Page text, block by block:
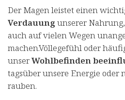
Der Magen leistet einen
Verdauung unserer
auch auf vielen Wegen
machen.Völlegefühl oder
unserWohlbefinden
tagsüber unsere Energie oder
rauben.